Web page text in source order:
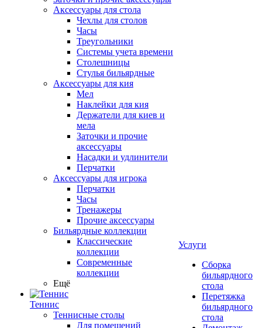
Аксессуары для стола
Чехлы для столов
Часы
Треугольники
Системы учета времени
Столешницы
Стулья бильярдные
Аксессуары для кия
Мел
Наклейки для кия
Держатели для киев и
мела
Заточки и прочие
аксессуары
Насадки и удлинители
Перчатки
Аксессуары для игрока
Перчатки
Часы
Тренажеры
Прочие аксессуары
Бильярдные коллекции
Классические
коллекции
Современные
коллекции
Ещё
Теннис
Теннисные столы
Для помещений
Услуги
Сборка
бильярдного
стола
Перетяжка
бильярдного
стола